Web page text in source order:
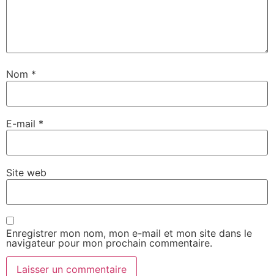
Nom *
E-mail *
Site web
Enregistrer mon nom, mon e-mail et mon site dans le
navigateur pour mon prochain commentaire.